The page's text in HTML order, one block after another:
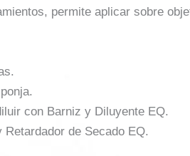
permite aplicar sobre
con Barniz y Diluyente EQ.
de Secado EQ.